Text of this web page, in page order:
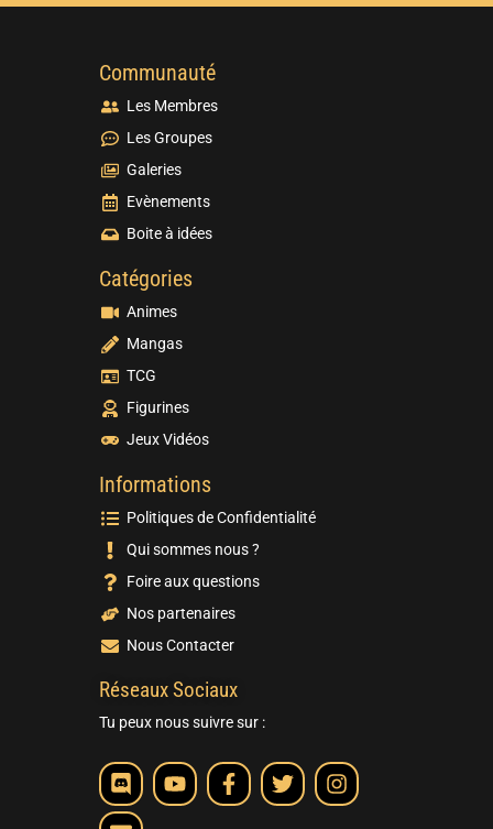
Communauté
Les Membres
Les Groupes
Galeries
Evènements
Boite à idées
Catégories
Animes
Mangas
TCG
Figurines
Jeux Vidéos
Informations
Politiques de Confidentialité
Qui sommes nous ?
Foire aux questions
Nos partenaires
Nous Contacter
Réseaux Sociaux
Tu peux nous suivre sur :